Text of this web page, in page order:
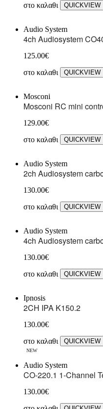
στο καλαθι
QUICKVIEW
Audio System
4ch Audiosystem
125.00€
στο καλαθι
QUICKVIEW
Mosconi
Mosconi RC mini
129.00€
στο καλαθι
QUICKVIEW
Audio System
2ch Audiosystem
130.00€
στο καλαθι
QUICKVIEW
Audio System
4ch
130.00€
στο καλαθι
QUICKVIEW
Ipnosis
2CH IPA K150.2
130.00€
στο καλαθι
QUICKVIEW
NEW
Audio System
CO-220.1 1-Channel
130.00€